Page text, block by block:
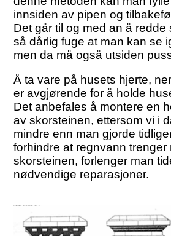
innsiden av pipen og
Det går til og med an å redde
så dårlig fuge at man kan se
men da må også utsiden
Å ta vare på husets hjerte,
er avgjørende for å holde
Det anbefales å montere en
av skorsteinen, ettersom vi i
mindre enn man gjorde
forhindre at regnvann trenger
skorsteinen, forlenger man
nødvendige reparasjoner.